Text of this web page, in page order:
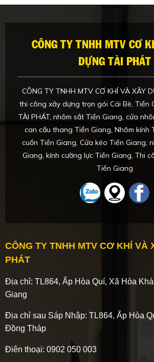
CÔNG TY TNHH MTV CƠ
DỰNG TÀI PHÁT
CÔNG TY TNHH MTV CƠ KHÍ VÀ XÂY
thi công xây dựng trọn gói Cái Bè, Tiền
TÀI PHÁT, nhôm sắt Tiền Giang, cửa
can cầu thang Tiền Giang, Nhôm kính
cuốn Tiền Giang, Cửa kéo Tiền Giang,
Giang, kính cường lực Tiền Giang, Thi
Tiền Giang
CÔNG TY TNHH MTV CƠ KHÍ VÀ
PHÁT
Địa chỉ: TL864, Ấp Hòa Quí, Xã Hòa
Giang
Địa chỉ sau Sáp Nhập: TL864, Ấp Hòa
Đồng Tháp
Điên thoại: 0902 050 003